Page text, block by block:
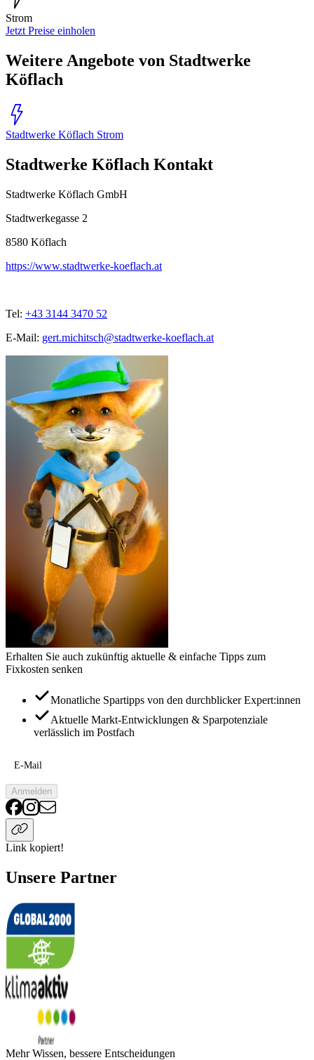
Strom
Jetzt Preise einholen
Weitere Angebote von Stadtwerke
Köflach
Stadtwerke Köflach Strom
Stadtwerke Köflach Kontakt
Stadtwerke Köflach GmbH
Stadtwerkegasse 2
8580 Köflach
https://www.stadtwerke-koeflach.at
Tel: +43 3144 3470 52
E-Mail: gert.michitsch@stadtwerke-koeflach.at
Erhalten Sie auch zukünftig aktuelle & einfache Tipps zum
Fixkosten senken
Monatliche Spartipps von den durchblicker Expert:innen
Aktuelle Markt-Entwicklungen & Sparpotenziale
verlässlich im Postfach
E-Mail
Anmelden
Link kopiert!
Unsere Partner
Mehr Wissen, bessere Entscheidungen